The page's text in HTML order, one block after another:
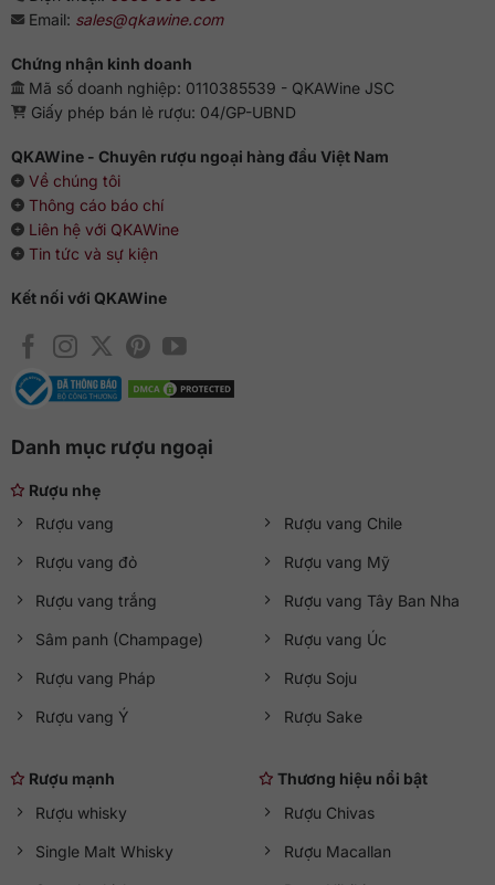
thống và sự sáng tạo, tạo ra một sản phẩm không chỉ đẳng
Chinh phục thị trường toàn cầu
Sản phẩm không chỉ là một chai Whisky, mà là một câu
chuyện kỷ niệm đằng sau mỗi giọt nước ngon. Với một lượng
chai giới hạn, những tác phẩm nghệ thuật này sẽ có đường
đến thị trường châu Âu và châu Á, hứa hẹn làm hài lòng
những người yêu thưởng thức và đánh giá cao hương vị quý
tộc và sự sang trọng.
Email: sales@qkawine.com
Chứng nhận kinh doanh
Mã số doanh nghiệp: 0110385539 - QKAWine JSC
Giấy phép bán lẻ rượu: 04/GP-UBND
QKAWine - Chuyên rượu ngoại hàng đầu Việt Nam
Về chúng tôi
Thông cáo báo chí
Liên hệ với QKAWine
Tin tức và sự kiện
Kết nối với QKAWine
Danh mục rượu ngoại
Rượu nhẹ
Rượu vang
Rượu vang đỏ
Rượu vang trắng
Sâm panh (Champage)
Rượu vang Pháp
Rượu vang Ý
Rượu vang Chile
Rượu vang Mỹ
Rượu vang Tây Ban Nha
Rượu vang Úc
Rượu Soju
Rượu Sake
Rượu mạnh
Rượu whisky
Single Malt Whisky
Thương hiệu nổi bật
Rượu Chivas
Rượu Macallan